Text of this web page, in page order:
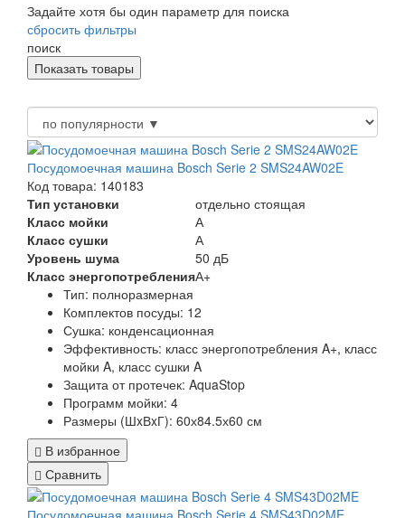
Задайте хотя бы один параметр для поиска
сбросить фильтры
поиск
Посудомоечная машина Bosch Serie 2 SMS24AW02E
Код товара: 140183
Тип установки
отдельно стоящая
Класс мойки
А
Класс сушки
А
Уровень шума
50 дБ
Класс энергопотребленияА+
Тип: полноразмерная
Комплектов посуды: 12
Сушка: конденсационная
Эффективность: класс энергопотребления A+, класс
мойки A, класс сушки A
Защита от протечек: AquaStop
Программ мойки: 4
Размеры (ШxВxГ): 60х84.5х60 см
В избранное
Сравнить
Посудомоечная машина Bosch Serie 4 SMS43D02ME